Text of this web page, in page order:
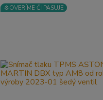
⚙️OVERÍME ČI PASUJE